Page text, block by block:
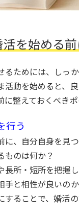
を始める
るためには、しっ
活動を始めると、
に整えておくべきポ
行う
、自分自身を見つ
ものは何か？
長所・短所を把握
手と相性が良いの
することで、婚活